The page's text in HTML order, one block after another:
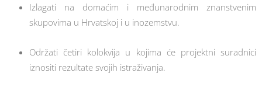
Izlagati na domaćim i međunarodnim znanstvenim
skupovima u Hrvatskoj i u inozemstvu.
Održati četiri kolokvija u kojima će projektni suradnici
iznositi rezultate svojih istraživanja.